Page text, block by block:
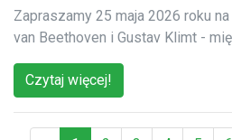
Zapraszamy 25 maja 2026 roku
van Beethoven i Gustav Klimt -
Czytaj więcej!